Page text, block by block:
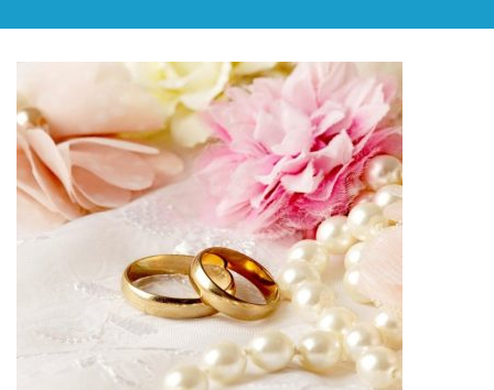
Structura,
Organigrama
și
efectivul
limită
ale
Primăriei
Dispoziţiile
primarului